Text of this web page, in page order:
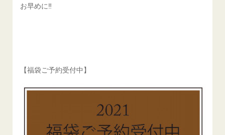
お早めに‼️
【福袋ご予約受付中】